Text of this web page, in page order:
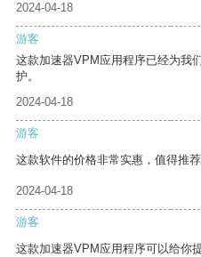
2024-04-18
游客
这款加速器VPM应用程序已经为我
护。
2024-04-18
游客
这款软件的价格非常实惠，值得推荐
2024-04-18
游客
这款加速器VPM应用程序可以给你